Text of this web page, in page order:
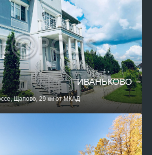
ИВАНЬКОВО
Щапово, 29 км от МКАД